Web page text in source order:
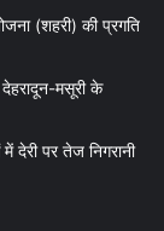
(शहरी) की प्रगति
देहरादून-मसूरी के
देरी पर तेज निगरानी